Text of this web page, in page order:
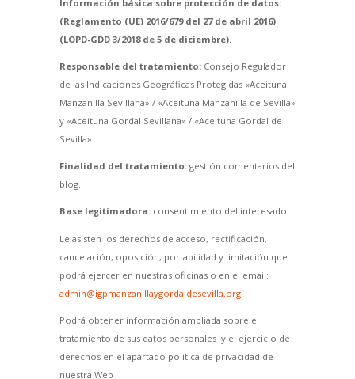
Información básica sobre protección de datos:
(Reglamento (UE) 2016/679 del 27 de abril 2016)
(LOPD-GDD 3/2018 de 5 de diciembre).
Responsable del tratamiento:Consejo Regulador
de las Indicaciones Geográficas Protegidas «Aceituna
Manzanilla Sevillana» / «Aceituna Manzanilla de Sevilla»
y «Aceituna Gordal Sevillana» / «Aceituna Gordal de
Sevilla».
Finalidad del tratamiento:gestión comentarios del
blog.
Base legitimadora:consentimiento del interesado.
Le asisten los derechos de acceso, rectificación,
cancelación, oposición, portabilidad y limitación que
podrá ejercer en nuestras oficinas o en el email:
admin@igpmanzanillaygordaldesevilla.org
Podrá obtener información ampliada sobre el
tratamiento de sus datos personales y el ejercicio de
derechos en el apartado política de privacidad de
nuestra Web